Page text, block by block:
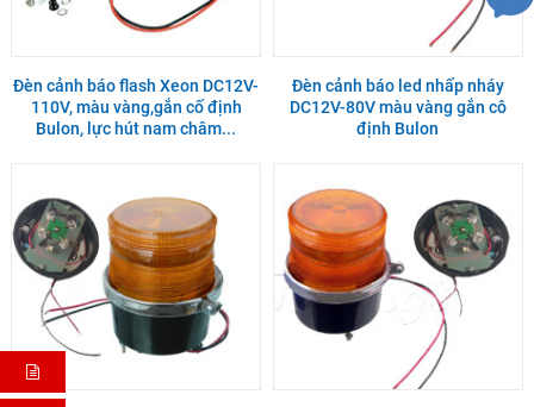
Đèn cảnh báo flash Xeon DC12V-
110V, màu vàng,gắn cố định
Bulon, lực hút nam châm...
Đèn cảnh báo led nhấp nháy
DC12V-80V màu vàng gắn cô
định Bulon